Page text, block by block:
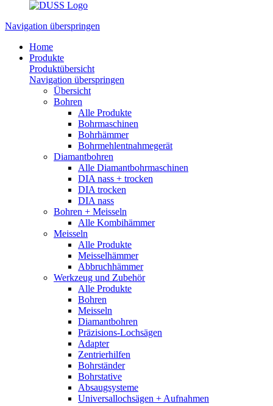
Navigation überspringen
Home
Produkte
Produktübersicht
Navigation überspringen
Übersicht
Bohren
Alle Produkte
Bohrmaschinen
Bohrhämmer
Bohrmehlentnahmegerät
Diamantbohren
Alle Diamantbohrmaschinen
DIA nass + trocken
DIA trocken
DIA nass
Bohren + Meisseln
Alle Kombihämmer
Meisseln
Alle Produkte
Meisselhämmer
Abbruchhämmer
Werkzeug und Zubehör
Alle Produkte
Bohren
Meisseln
Diamantbohren
Präzisions-Lochsägen
Adapter
Zentrierhilfen
Bohrständer
Bohrstative
Absaugsysteme
Universallochsägen + Aufnahmen